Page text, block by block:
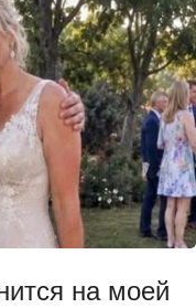
на моей